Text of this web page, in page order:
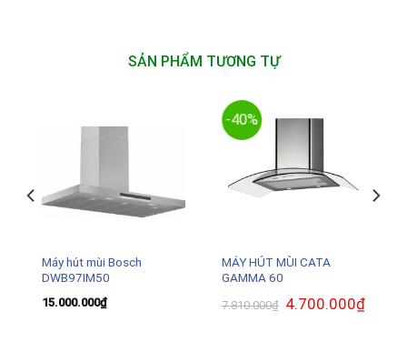
SẢN PHẨM TƯƠNG TỰ
Máy hút mùi Bosch
DWB97IM50
15.000.000₫
-40%
MÁY HÚT MÙI CATA
GAMMA 60
7.810.000₫ Giá
gốc
4.700.000₫Giá
hiện